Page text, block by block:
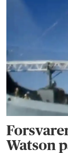
Watson